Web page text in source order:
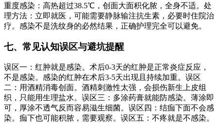
重度感染：高热超过38.5℃，创面大面积化脓，全身不适。处
理方法：立即就医，可能需要静脉输注抗生素，必要时住院治
疗。感染不是洗纹身的必然结果，正确护理完全可以避免。
七、常见认知误区与避坑提醒
误区一：红肿就是感染。术后0-3天的红肿是正常炎症反应，
不是感染。感染的红肿在术后3-5天出现且持续加重。误区
二：用酒精消毒创面。酒精刺激性太强，会损伤新生上皮组
织，只能用生理盐水。误区三：多涂药膏就能防感染。薄涂即
可，厚涂不透气反而容易滋生细菌。误区四：结痂下面不会感
染。痂下也可能积脓，需要观察。误区五：不疼就是不感染。